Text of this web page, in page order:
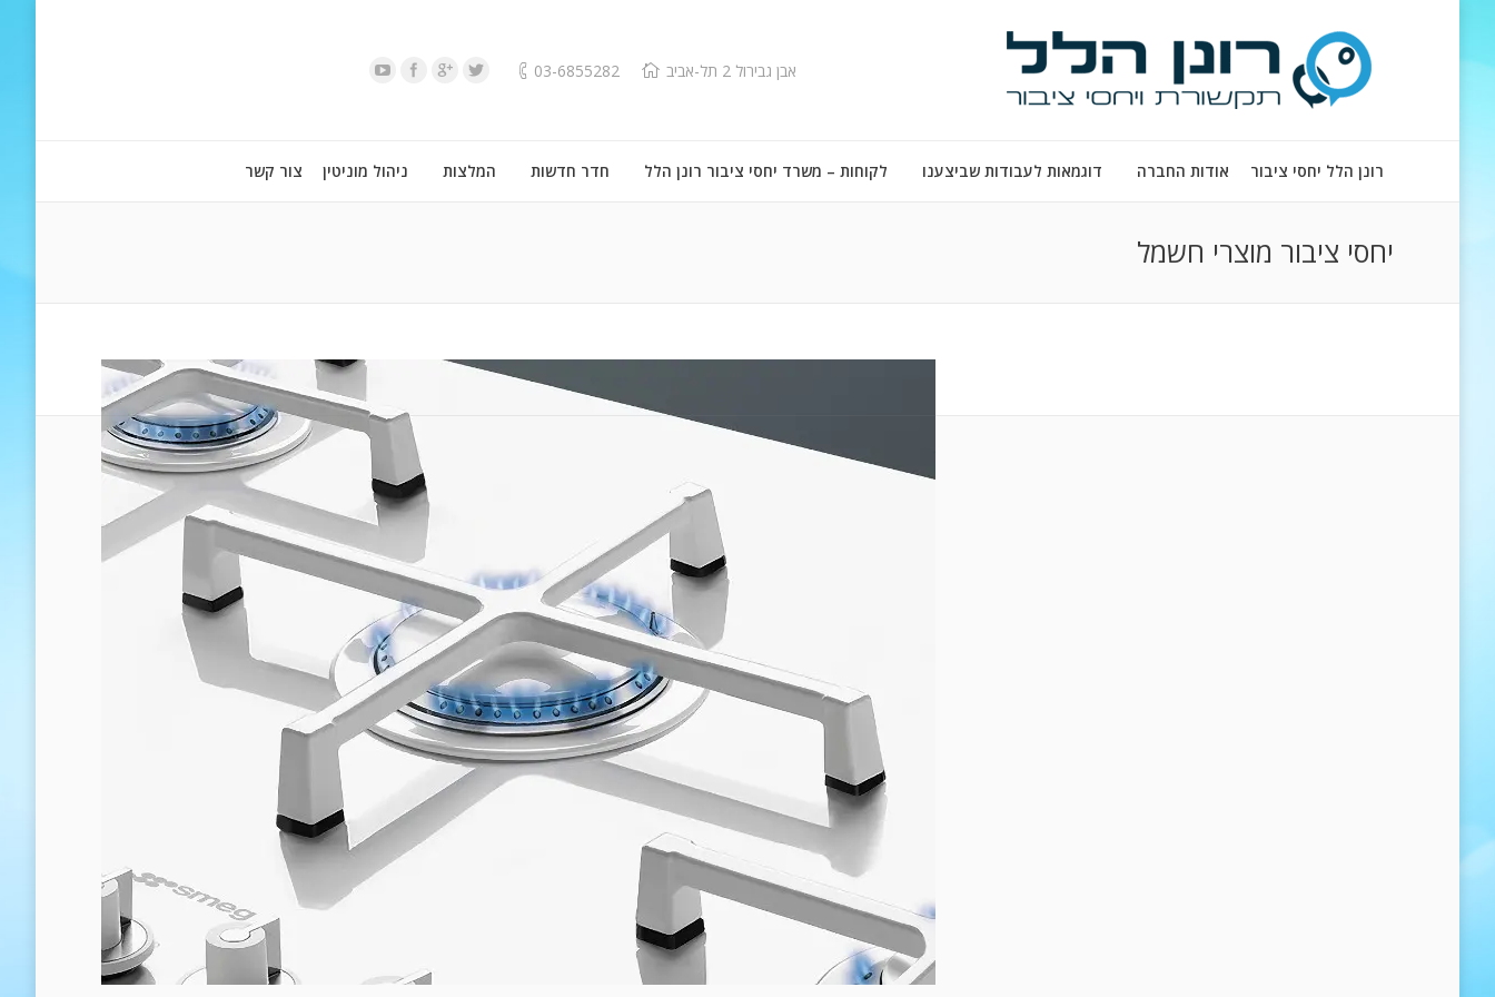
אבן גבירול 2 תל-אביב 03-6855282
רונן הלל יחסי ציבור אודות החברה דוגמאות לעבודות שביצענו לקוחות – משרד יחסי ציבור רונן הלל חדר חדשות המלצות ניהול מוניטין צור קשר
יחסי ציבור מוצרי חשמל